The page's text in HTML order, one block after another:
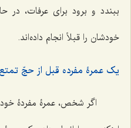
ببندد و برود برای عرفات، در
خودشان را قبلاً انجام داده‌اند.
یک عمرۀ مفرده قبل از حجّ
اگر شخص، عمرۀ مفردۀ